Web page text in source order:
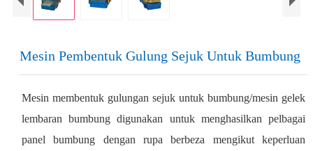
Mesin Pembentuk Gulung Sejuk Untuk Bumbung
Mesin membentuk gulungan sejuk untuk bumbung/mesin gelek
lembaran bumbung digunakan untuk menghasilkan pelbagai
panel bumbung dengan rupa berbeza mengikut keperluan